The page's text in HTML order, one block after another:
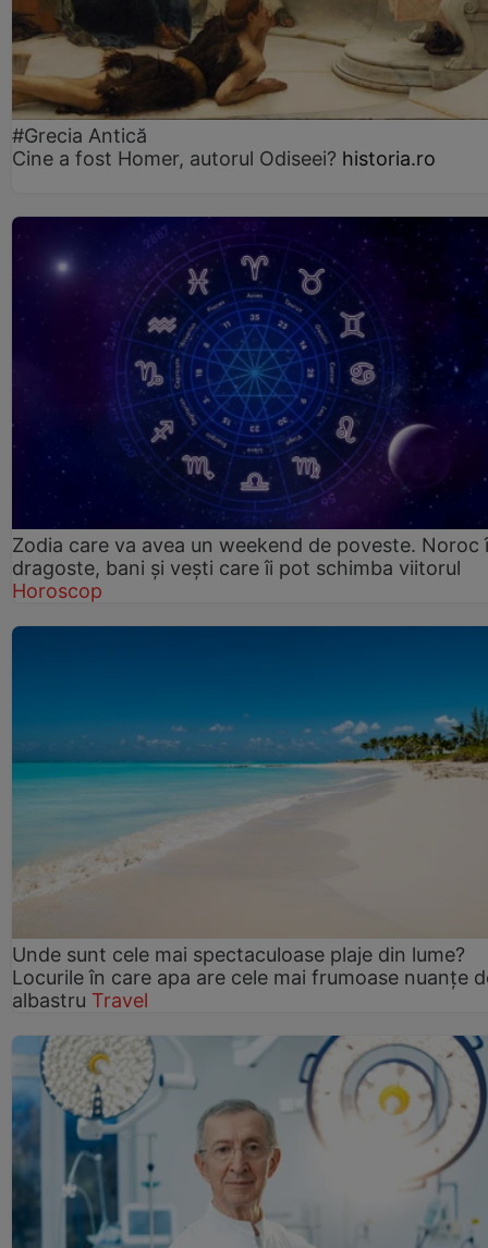
#Grecia Antică
Cine a fost Homer, autorul Odiseei? historia.ro
Zodia care va avea un weekend de poveste. Noroc
dragoste, bani și vești care îi pot schimba viitorul
Horoscop
Unde sunt cele mai spectaculoase plaje din lume?
Locurile în care apa are cele mai frumoase nuanțe
albastru Travel